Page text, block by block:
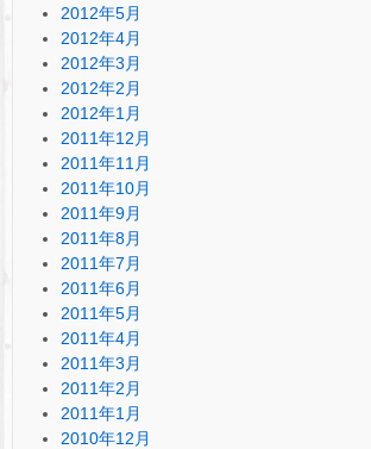
2012年5月
2012年4月
2012年3月
2012年2月
2012年1月
2011年12月
2011年11月
2011年10月
2011年9月
2011年8月
2011年7月
2011年6月
2011年5月
2011年4月
2011年3月
2011年2月
2011年1月
2010年12月